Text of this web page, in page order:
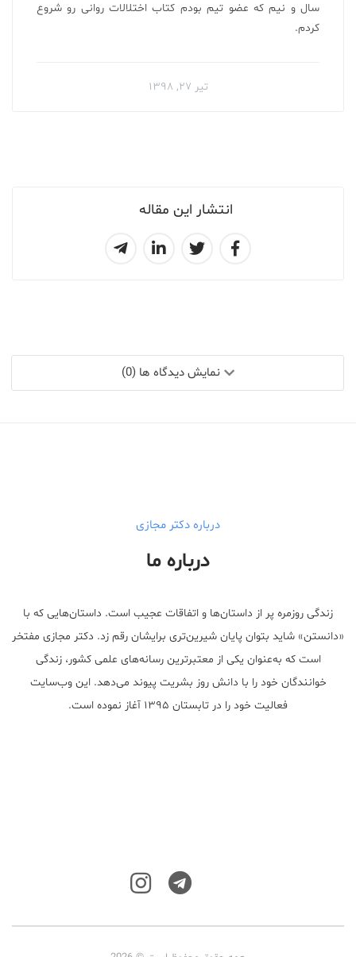
انتشار این مقاله
سال و نیم که عضو تیم بودم کتاب اختلالات روانی رو شروع
کردم.
تیر ۲۷, ۱۳۹۸
نمایش دیدگاه ها (0)
درباره دکتر مجازی
درباره ما
زندگی روزمره پر از داستان‌ها و اتفاقات عجیب است. داستان‌هایی که با
«دانستن» شاید بتوان پایان شیرین‌تری برایشان رقم زد. دکتر مجازی مفتخر
است که به‌عنوان یکی از معتبر‌ترین رسانه‌های علمی کشور، زندگی
خوانندگان خود را با دانش روز بشریت پیوند می‌دهد. این وب‌سایت
فعالیت خود را در تابستان ۱۳۹۵ آغاز نموده است.